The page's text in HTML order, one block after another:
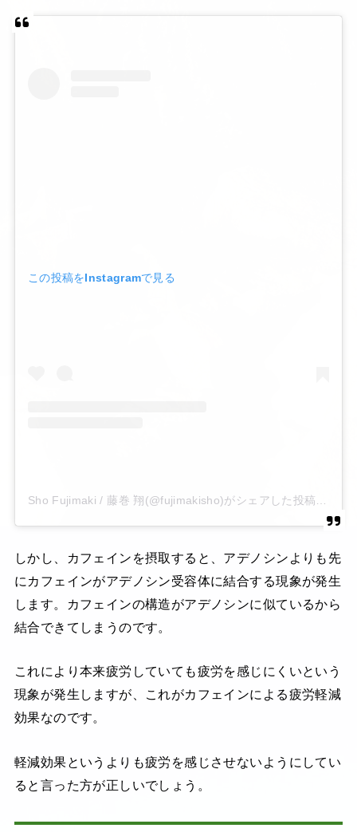
この投稿をInstagramで見る
しかし、カフェインを摂取すると、アデノシンよりも先
にカフェインがアデノシン受容体に結合する現象が発生
します。カフェインの構造がアデノシンに似ているから
結合できてしまうのです。
これにより本来疲労していても疲労を感じにくいという
現象が発生しますが、これがカフェインによる疲労軽減
効果なのです。
軽減効果というよりも疲労を感じさせないようにしてい
ると言った方が正しいでしょう。